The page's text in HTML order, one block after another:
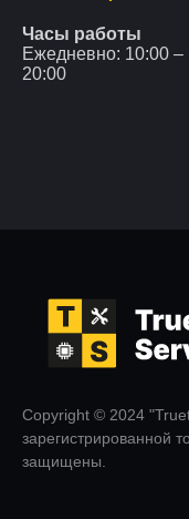
Часы работы
Ежедневно: 10:00 –
20:00
Copyright © 2024
зарегистрированной
защищены.